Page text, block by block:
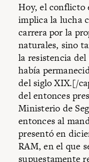
Hoy, el conflicto
implica la lucha
carrera por la
naturales, sino
la resistencia
había
del siglo XIX.[/
del entonces
Ministerio de
entonces al
presentó en
RAM, en el que
supuestamente